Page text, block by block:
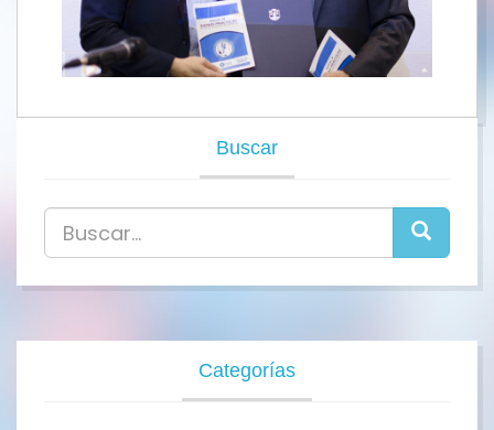
Buscar
Categorías